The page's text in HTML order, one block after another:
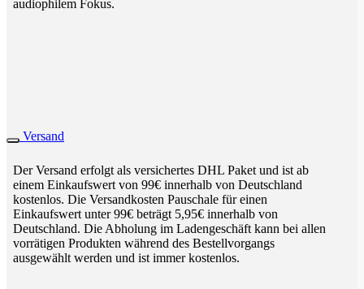
audiophilem Fokus.
Versand
Der Versand erfolgt als versichertes DHL Paket und ist ab
einem Einkaufswert von 99€ innerhalb von Deutschland
kostenlos. Die Versandkosten Pauschale für einen
Einkaufswert unter 99€ beträgt 5,95€ innerhalb von
Deutschland. Die Abholung im Ladengeschäft kann bei allen
vorrätigen Produkten während des Bestellvorgangs
ausgewählt werden und ist immer kostenlos.